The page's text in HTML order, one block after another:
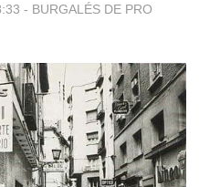
- BURGALÉS DE PRO